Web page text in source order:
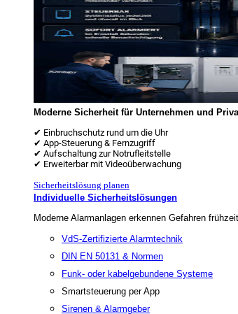
Moderne Sicherheit für Unternehmen und
✔ Einbruchschutz rund um die Uhr
✔ App-Steuerung & Fernzugriff
✔ Aufschaltung zur Notrufleitstelle
✔ Erweiterbar mit Videoüberwachung
Sicherheitslösung planen
Individuelle Sicherheitslösungen
Moderne Alarmanlagen erkennen Gefahren
VdS-Zertifizierte Alarmtechnik
DIN EN 50131 & Normen
Funk- oder kabelgebundene Systeme
Smartsteuerung per App
Sirenen & Alarmgeber